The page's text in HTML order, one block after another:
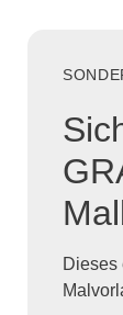
Dieses